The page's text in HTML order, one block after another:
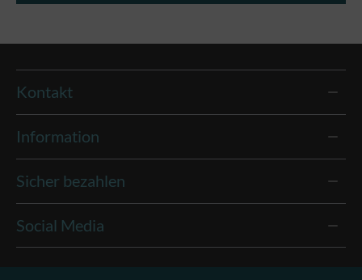
Kontakt
Information
Sicher bezahlen
Social Media